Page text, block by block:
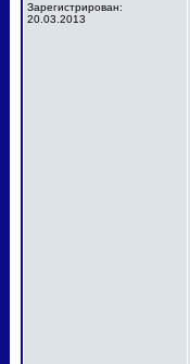
Зарегистрирован:
20.03.2013